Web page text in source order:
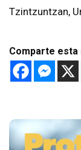
Tzintzuntzan,
Comparte esta